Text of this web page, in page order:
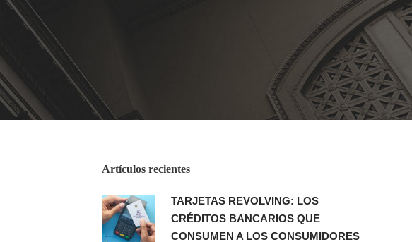
Artículos recientes
TARJETAS REVOLVING: LOS
CRÉDITOS BANCARIOS QUE
CONSUMEN A LOS CONSUMIDORES